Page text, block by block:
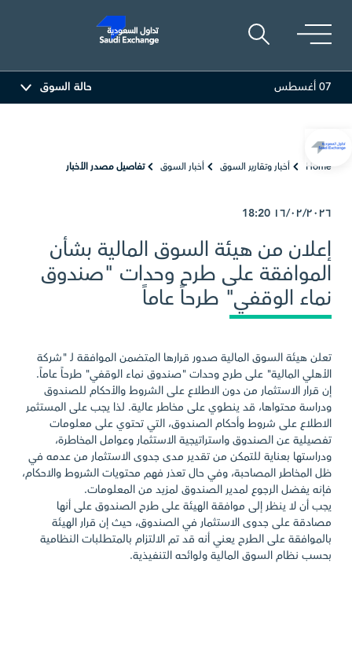
العربية
07 أغسطس حالة السوق
Home أخبار وتقارير السوق أخبار السوق تفاصيل مصدر الأخبار
١٦/٠٢/٢٠٢٦
إعلان من هيئة السوق المالية بشأن
الموافقة على طرح وحدات "صندوق
نماء الوقفي" طرحاً عاماً
تعلن هيئة السوق المالية صدور قرارها المتضمن الموافقة لـ "شركة
الأهلي المالية" على طرح وحدات "صندوق نماء الوقفي" طرحاً عاماً.
إن قرار الاستثمار من دون الاطلاع على الشروط والأحكام للصندوق
ودراسة محتواها، قد ينطوي على مخاطر عالية. لذا يجب على المستثمر
الاطلاع على شروط وأحكام الصندوق، التي تحتوي على معلومات
تفصيلية عن الصندوق واستراتيجية الاستثمار وعوامل المخاطرة،
ودراستها بعناية للتمكن من تقدير مدى جدوى الاستثمار من عدمه في
ظل المخاطر المصاحبة، وفي حال تعذر فهم محتويات الشروط والاحكام،
فإنه يفضل الرجوع لمدير الصندوق لمزيد من المعلومات.
يجب أن لا ينظر إلى موافقة الهيئة على طرح الصندوق على أنها
مصادقة على جدوى الاستثمار في الصندوق، حيث إن قرار الهيئة
بالموافقة على الطرح يعني أنه قد تم الالتزام بالمتطلبات النظامية
بحسب نظام السوق المالية ولوائحه التنفيذية.